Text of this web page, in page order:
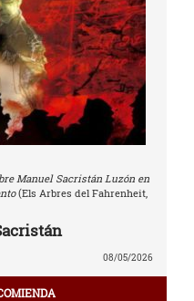
Manuel Sacristán Luzón en
(Els Arbres del Fahrenheit,
08/05/2026